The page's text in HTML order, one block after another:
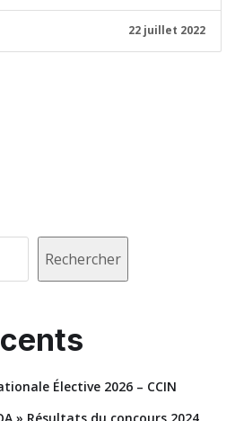
22 juillet 2022
Rechercher
Élective 2026 – CCIN
» Résultats du concours 2024